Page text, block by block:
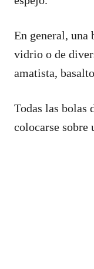
En general, una
vidrio o de
amatista,
Todas las bolas
colocarse sobre